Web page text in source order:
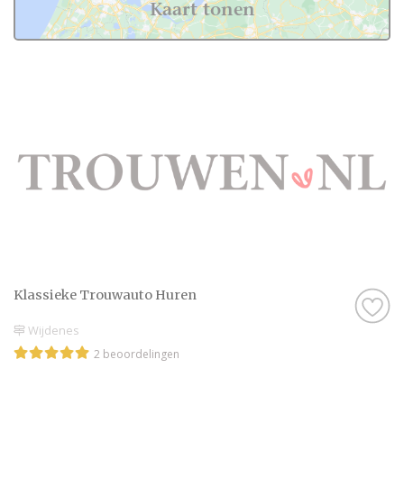
Klassieke Trouwauto Huren
Wijdenes
2 beoordelingen
Kaart tonen